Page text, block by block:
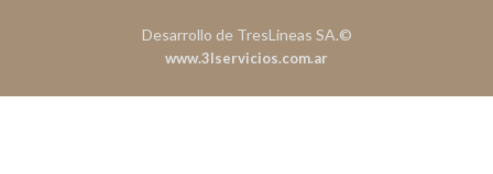
Desarrollo de TresLineas SA.©
www.3lservicios.com.ar